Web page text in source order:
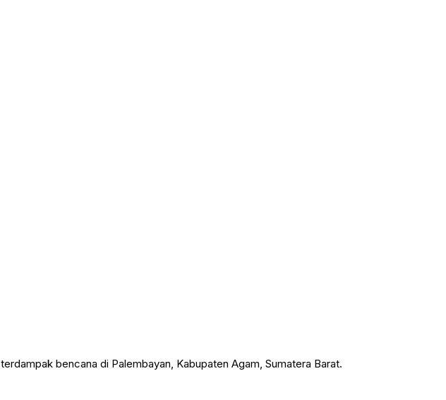
bencana di Palembayan, Kabupaten Agam, Sumatera Barat.